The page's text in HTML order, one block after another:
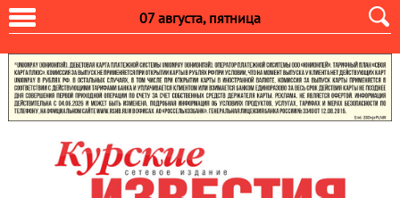
07 августа, пятница